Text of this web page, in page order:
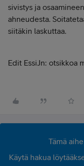
sivistys ja
ahneudesta.
siitäkin laskuttaa.
Edit EssiJn: otsikkoa
Tämä
Käytä hakua